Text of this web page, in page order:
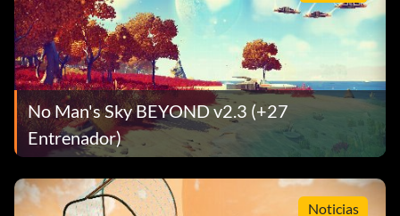
No Man's Sky BEYOND v2.3 (+27
Entrenador)
Noticias